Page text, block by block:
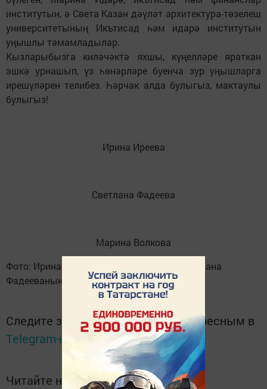
институтын, ә Света Казан дәүләт архитектура-төзелеш
университетының Икътисад һәм идарә институтын
уңышлы тәмамладылар.
Кызларыбызга киләчәктә яхшы, күңелләре яраткан
эшкә урнашып, үз һөнәрләре буенча зур уңышларга
ирешүләрен телибез. Һәрчак алда булыгыз, мактаулы
булыгыз!
Ирина Иреева
Светлана Фадеева
Марина Волкова
Фото: Ирина Иреева, Марина Волкова, Светлана
Фадееваның шәхси архивыннан
Следите за самым важным и интересным в
Telegram-канале
Татмедиа
Читайте новости Татарстана в